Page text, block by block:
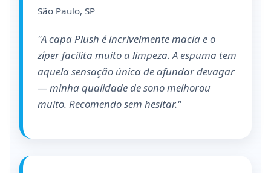
São Paulo, SP
"A capa Plush é incrivelmente macia e o
zíper facilita muito a limpeza. A espuma tem
aquela sensação única de afundar devagar
— minha qualidade de sono melhorou
muito. Recomendo sem hesitar."